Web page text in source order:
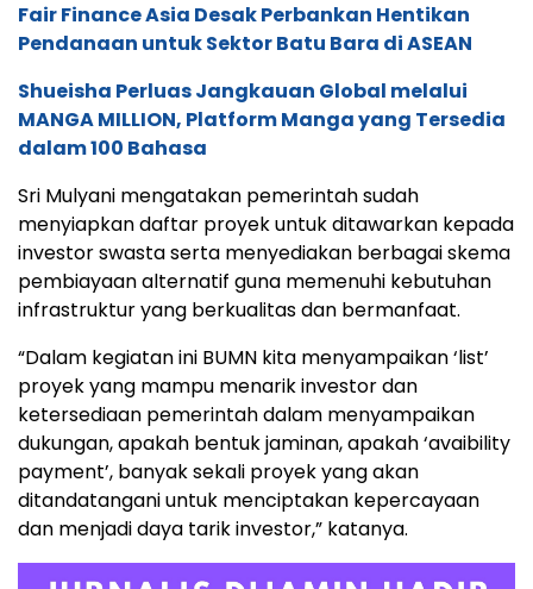
Fair Finance Asia Desak Perbankan Hentikan
Pendanaan untuk Sektor Batu Bara di ASEAN
Shueisha Perluas Jangkauan Global melalui
MANGA MILLION, Platform Manga yang Tersedia
dalam 100 Bahasa
Sri Mulyani mengatakan pemerintah sudah
menyiapkan daftar proyek untuk ditawarkan kepada
investor swasta serta menyediakan berbagai skema
pembiayaan alternatif guna memenuhi kebutuhan
infrastruktur yang berkualitas dan bermanfaat.
“Dalam kegiatan ini BUMN kita menyampaikan ‘list’
proyek yang mampu menarik investor dan
ketersediaan pemerintah dalam menyampaikan
dukungan, apakah bentuk jaminan, apakah ‘avaibility
payment’, banyak sekali proyek yang akan
ditandatangani untuk menciptakan kepercayaan
dan menjadi daya tarik investor,” katanya.